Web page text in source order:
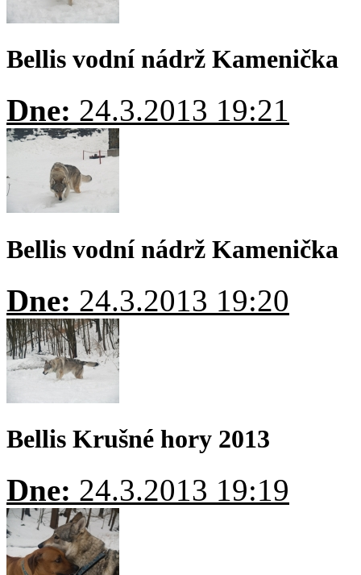
Bellis vodní nádrž Kamenička
Dne: 24.3.2013 19:21
Bellis vodní nádrž Kamenička
Dne: 24.3.2013 19:20
Bellis Krušné hory 2013
Dne: 24.3.2013 19:19